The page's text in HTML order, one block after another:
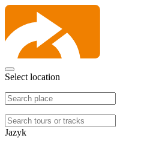
Select location
Jazyk